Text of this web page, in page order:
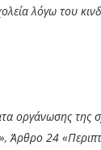
λόγω του
οργάνωσης της
Άρθρο 24